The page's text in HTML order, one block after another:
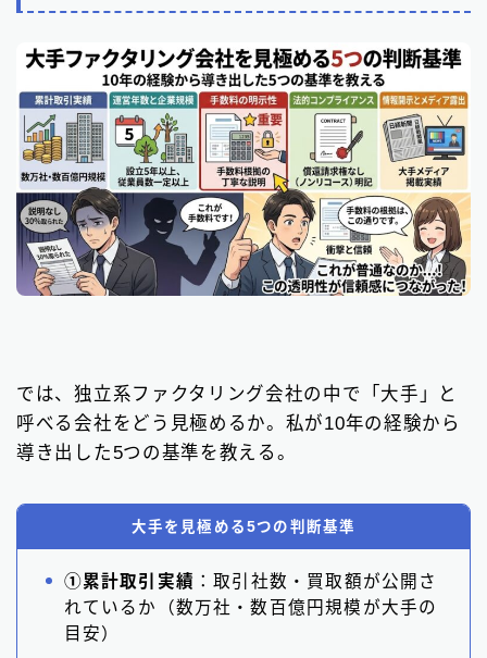
では、独立系ファクタリング会社の中で「大手」と
呼べる会社をどう見極めるか。私が10年の経験から
導き出した5つの基準を教える。
大手を見極める5つの判断基準
①累計取引実績 ：取引社数・買取額が公開さ
れているか（数万社・数百億円規模が大手の
目安）